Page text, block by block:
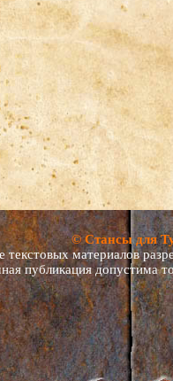
© Стансы для
текстовых материалов
публикация допустима